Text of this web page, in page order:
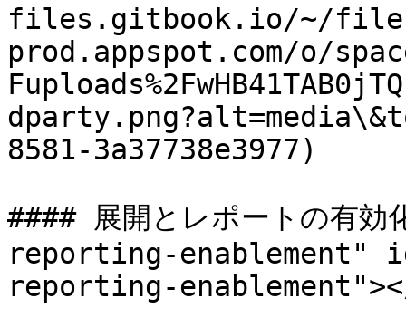
files.gitbook.io/~/
prod.appspot.com/o/
8581-3a37738e3977)
#### 展開とレポートの有
reporting-enablement"
reporting-